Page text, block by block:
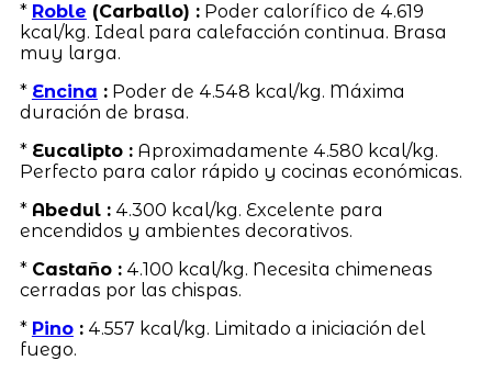
* Roble (Carballo) :Poder calorífico de 4.619
kcal/kg. Ideal para calefacción continua. Brasa
muy larga.
* Encina :Poder de 4.548 kcal/kg. Máxima
duración de brasa.
* Eucalipto :Aproximadamente 4.580 kcal/kg.
Perfecto para calor rápido y cocinas económicas.
* Abedul :4.300 kcal/kg. Excelente para
encendidos y ambientes decorativos.
* Castaño :4.100 kcal/kg. Necesita chimeneas
cerradas por las chispas.
* Pino:4.557 kcal/kg. Limitado a iniciación del
fuego.